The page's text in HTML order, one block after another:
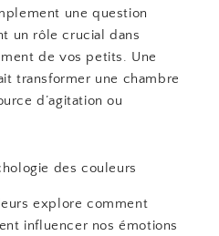
une question
un rôle crucial dans
de vos petits. Une
transformer une chambre
d’agitation ou
des couleurs
explore comment
influencer nos émotions